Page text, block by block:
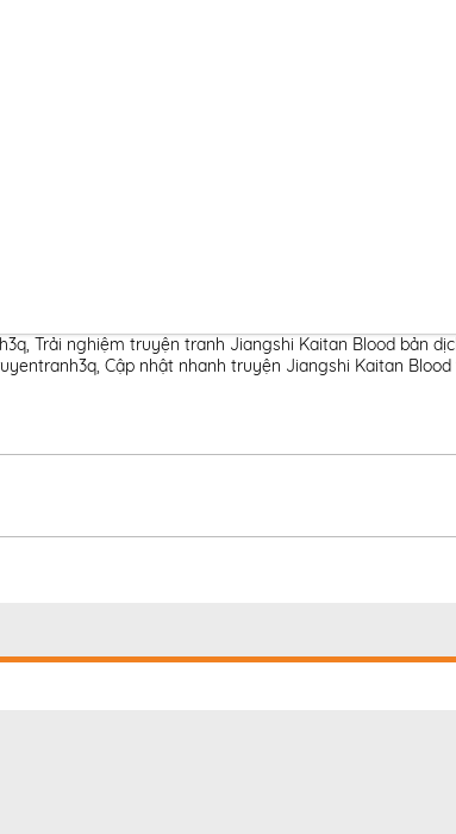
, Trải nghiệm truyện tranh Jiangshi Kaitan Blood bản
, Cập nhật nhanh truyện Jiangshi Kaitan